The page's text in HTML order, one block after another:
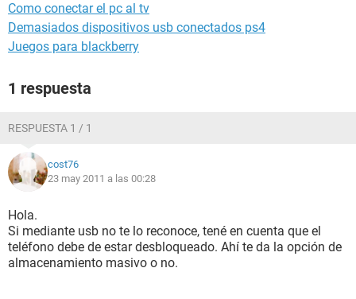
Como conectar el pc al tv
Demasiados dispositivos usb conectados ps4
Juegos para blackberry
1 respuesta
RESPUESTA 1 / 1
cost76
23 may 2011 a las 00:28
Hola.
Si mediante usb no te lo reconoce, tené en cuenta que el
teléfono debe de estar desbloqueado. Ahí te da la opción de
almacenamiento masivo o no.